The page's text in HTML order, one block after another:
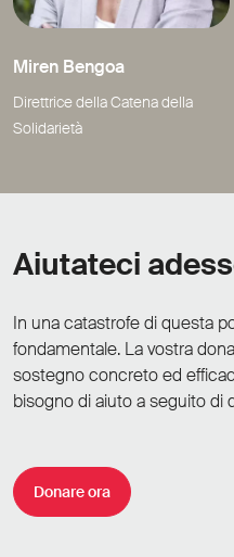
Miren Bengoa
Direttrice della Catena della
Solidarietà
Aiutateci
In una catastrofe di questa
fondamentale. La vostra
sostegno concreto ed
bisogno di aiuto a seguito di
Donare ora